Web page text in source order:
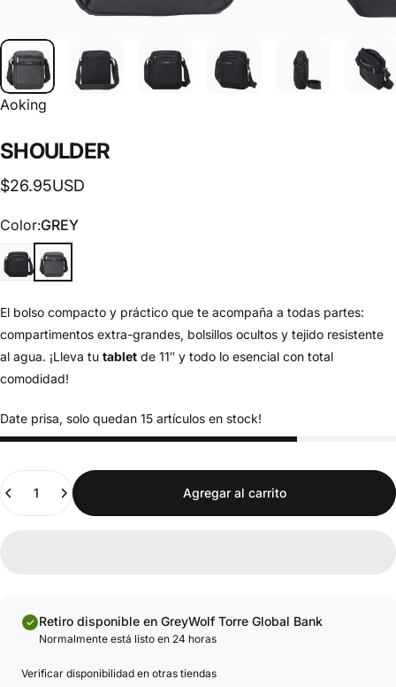
Aoking
SHOULDER
$26.95USD
Color
Color:GREY
BLACKGREY
El bolso compacto y práctico que te acompaña a todas partes:
compartimentos extra-grandes, bolsillos ocultos y tejido resistente
al agua. ¡Lleva tu tablet de 11″ y todo lo esencial con total
comodidad!
Date prisa, solo quedan 15 artículos en stock!
Cantidad
Agregar al carrito
Retiro disponible en GreyWolf Torre Global Bank
Normalmente está listo en 24 horas
Verificar disponibilidad en otras tiendas